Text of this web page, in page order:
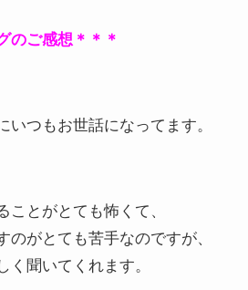
のご感想＊＊＊
いつもお世話になってます。
ことがとても怖くて、
のがとても苦手なのですが、
く聞いてくれます。